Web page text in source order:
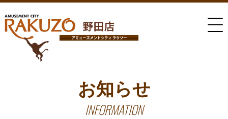
お知らせ
INFORMATION